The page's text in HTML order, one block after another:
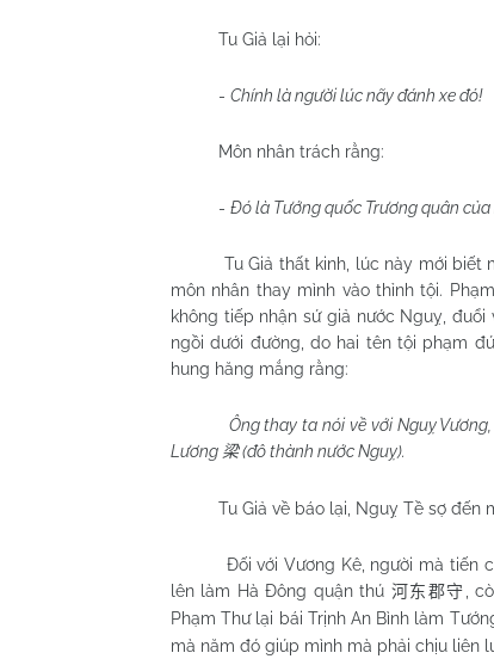
Tu Giả lại hỏi:
- Chính là người lúc nãy đánh xe đó!
Môn nhân trách rằng:
- Đó là Tướng quốc Trương quân của
Tu Giả thất kinh, lúc này mới biết
môn nhân thay mình vào thỉnh tội.
không tiếp nhận sứ giả nước Nguỵ,
ngồi dưới đường, do hai tên tội phạm
hung hăng mắng rằng:
Ông thay ta nói về với Nguỵ
Lương 梁 (đô thành nước Nguỵ).
Tu Giả về báo lại, Nguỵ Tề sợ đến
Đối với Vương Kê, người mà tiến
lên làm Hà Đông quận thú 河东郡守
,
Phạm Thư lại bái Trịnh An Bình làm
mà năm đó giúp mình mà phải chịu liên